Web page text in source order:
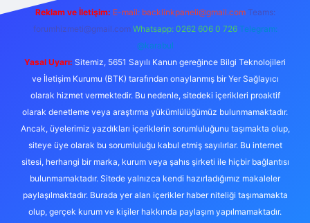
Reklam ve İletişim: E-mail: backlinkpaneli@gmail.com Teams:
forumhizmeti@gmail.com Whatsapp: 0262 606 0 726 Telegram:
@karabul
Yasal Uyarı: Sitemiz, 5651 Sayılı Kanun gereğince Bilgi Teknolojileri
ve İletişim Kurumu (BTK) tarafından onaylanmış bir Yer Sağlayıcı
olarak hizmet vermektedir. Bu nedenle, sitedeki içerikleri proaktif
olarak denetleme veya araştırma yükümlülüğümüz bulunmamaktadır.
Ancak, üyelerimiz yazdıkları içeriklerin sorumluluğunu taşımakta olup,
siteye üye olarak bu sorumluluğu kabul etmiş sayılırlar. Bu internet
sitesi, herhangi bir marka, kurum veya şahıs şirketi ile hiçbir bağlantısı
bulunmamaktadır. Sitede yalnızca kendi hazırladığımız makaleler
paylaşılmaktadır. Burada yer alan içerikler haber niteliği taşımamakta
olup, gerçek kurum ve kişiler hakkında paylaşım yapılmamaktadır.